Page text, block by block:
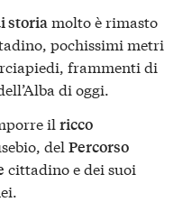
storiamolto è rimasto
pochissimi metri
frammenti di
di oggi.
il ricco
del Percorso
cittadino e dei suoi